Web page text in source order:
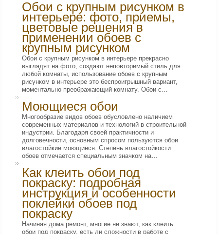
Обои с крупным рисунком в
интерьере: фото, приемы,
цветовые решения в
применении обоев с
крупным рисунком
Обои с крупным рисунком в интерьере прекрасно
выглядят на фото, создают неповторимый стиль для
любой комнаты, использование обоев с крупным
рисунком в интерьере это беспроигрышный вариант,
моментально преображающий комнату. Обои с…
Моющиеся обои
Многообразие видов обоев обусловлено наличием
современных материалов и технологий в строительной
индустрии. Благодаря своей практичности и
долговечности, основным спросом пользуются обои
влагостойкие моющиеся. Степень влагостойкости
обоев отмечается специальным значком на…
Как клеить обои под
покраску: подробная
инструкция и особенности
поклейки обоев под
покраску
Начиная дома ремонт, многие не знают, как клеить
обои под покраску, есть ли сложности в работе с